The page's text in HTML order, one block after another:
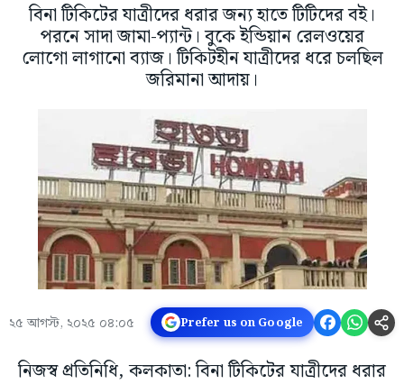
বিনা টিকিটের যাত্রীদের ধরার জন্য হাতে টিটিদের বই।
পরনে সাদা জামা-প্যান্ট। বুকে ইন্ডিয়ান রেলওয়ের
লোগো লাগানো ব্যাজ। টিকিটহীন যাত্রীদের ধরে চলছিল
জরিমানা আদায়।
২৫ আগস্ট, ২০২৫ ০৪:০৫ Prefer us on Google
নিজস্ব প্রতিনিধি, কলকাতা: বিনা টিকিটের যাত্রীদের ধরার